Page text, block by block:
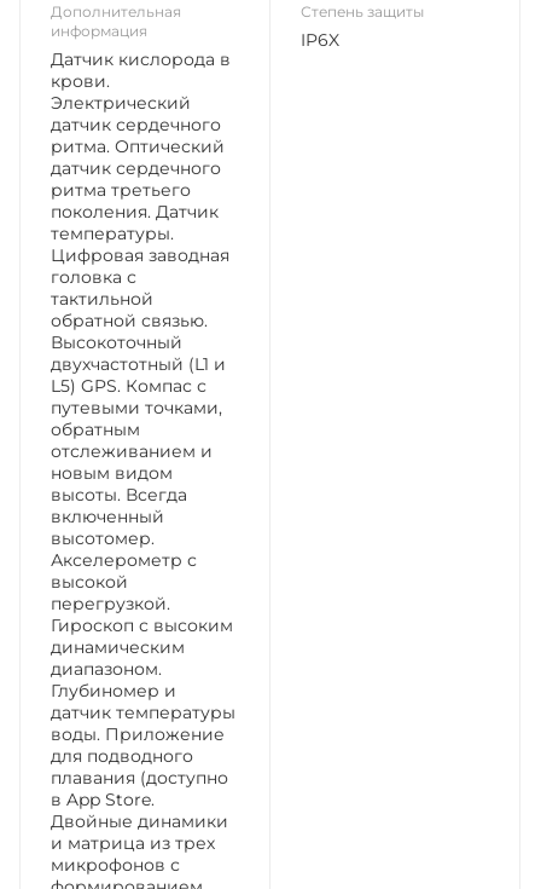
Дополнительная
информация
Датчик кислорода в
крови.
Электрический
датчик сердечного
ритма. Оптический
датчик сердечного
ритма третьего
поколения. Датчик
температуры.
Цифровая заводная
головка с
тактильной
обратной связью.
Высокоточный
двухчастотный (L1 и
L5) GPS. Компас с
путевыми точками,
обратным
отслеживанием и
новым видом
высоты. Всегда
включенный
высотомер.
Акселерометр с
высокой
перегрузкой.
Гироскоп с высоким
динамическим
диапазоном.
Глубиномер и
датчик температуры
воды. Приложение
для подводного
плавания (доступно
в App Store.
Двойные динамики
и матрица из трех
микрофонов с
Степень защиты
IP6X